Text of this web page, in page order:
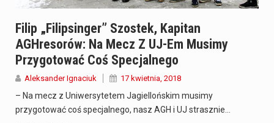
Filip „Filipsinger” Szostek, Kapitan
AGHresorów: Na Mecz Z UJ-Em Musimy
Przygotować Coś Specjalnego
Aleksander Ignaciuk 17 kwietnia, 2018
– Na mecz z Uniwersytetem Jagiellońskim musimy
przygotować coś specjalnego, nasz AGH i UJ strasznie…